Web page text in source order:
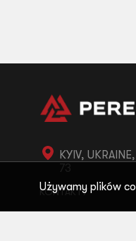
KYIV,
KONTAKTY
Używamy plików